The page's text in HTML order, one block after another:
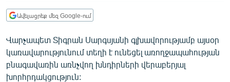
ՏՆՏԵՍՈՒԹՅՈՒՆ
ՊԱՏԵՐԱԶՄԻ 6 ՇԱԲԱԹՆԵՐԸ
ՏԱՐԱԾԱՇՐՋԱՆ
Ավելացրեք մեզ Google-ում
Վարչապետ Տիգրան Սարգսյանի գլխավորությամբ այսօր
կառավարությունում տեղի է ունեցել առողջապահության
բնագավառին առնչվող խնդիրների վերաբերյալ
խորհրդակցություն: